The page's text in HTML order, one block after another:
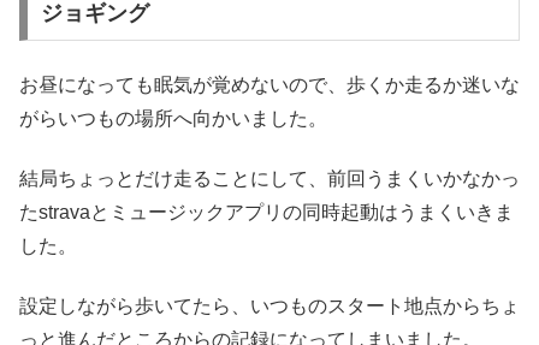
ジョギング
お昼になっても眠気が覚めないので、歩くか走るか迷いな
がらいつもの場所へ向かいました。
結局ちょっとだけ走ることにして、前回うまくいかなかっ
たstravaとミュージックアプリの同時起動はうまくいきま
した。
設定しながら歩いてたら、いつものスタート地点からちょ
っと進んだところからの記録になってしまいました。